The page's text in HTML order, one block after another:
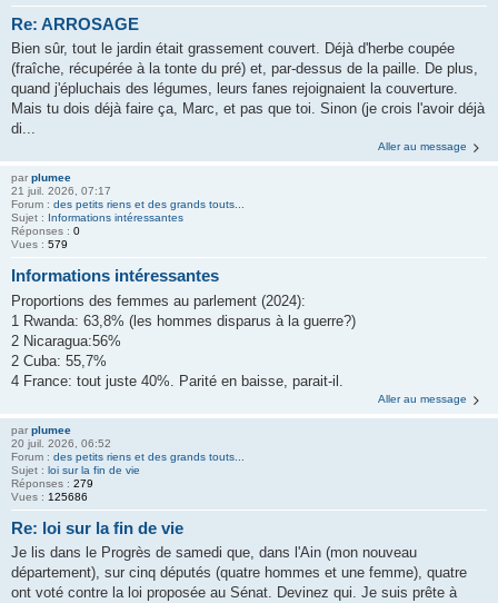
Re: ARROSAGE
Bien sûr, tout le jardin était grassement couvert. Déjà d'herbe coupée
(fraîche, récupérée à la tonte du pré) et, par-dessus de la paille. De plus,
quand j'épluchais des légumes, leurs fanes rejoignaient la couverture.
Mais tu dois déjà faire ça, Marc, et pas que toi. Sinon (je crois l'avoir déjà
di...
Aller au message
par plumee
21 juil. 2026, 07:17
Forum : des petits riens et des grands touts...
Sujet :
Informations intéressantes
Réponses : 0
Vues : 579
Informations intéressantes
Proportions des femmes au parlement (2024):
1 Rwanda: 63,8% (les hommes disparus à la guerre?)
2 Nicaragua:56%
2 Cuba: 55,7%
4 France: tout juste 40%. Parité en baisse, parait-il.
Aller au message
par plumee
20 juil. 2026, 06:52
Forum : des petits riens et des grands touts...
Sujet : loi sur la fin de vie
Réponses : 279
Vues : 125686
Re: loi sur la fin de vie
Je lis dans le Progrès de samedi que, dans l'Ain (mon nouveau
département), sur cinq députés (quatre hommes et une femme), quatre
ont voté contre la loi proposée au Sénat. Devinez qui. Je suis prête à